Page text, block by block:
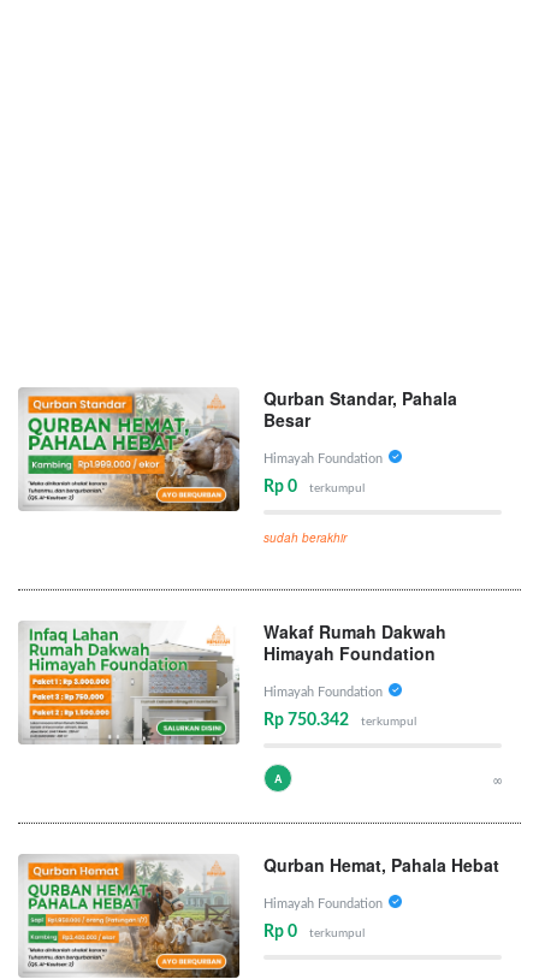
Qurban Standar, Pahala
Besar
Himayah Foundation
Rp 0 terkumpul
sudah berakhir
Wakaf Rumah Dakwah
Himayah Foundation
Himayah Foundation
Rp 750.342 terkumpul
A ∞
Qurban Hemat, Pahala Hebat
Himayah Foundation
Rp 0 terkumpul